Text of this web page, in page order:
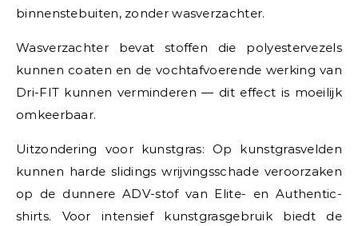
binnenstebuiten, zonder wasverzachter.
Wasverzachter bevat stoffen die polyestervezels
kunnen coaten en de vochtafvoerende werking van
Dri-FIT kunnen verminderen — dit effect is moeilijk
omkeerbaar.
Uitzondering voor kunstgras: Op kunstgrasvelden
kunnen harde slidings wrijvingsschade veroorzaken
op de dunnere ADV-stof van Elite- en Authentic-
shirts. Voor intensief kunstgrasgebruik biedt de